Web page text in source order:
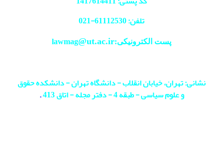
تلفن: 61112530-
021
پست الکترونیکی:lawmag@ut.ac.ir
نشانی: تهران، خیابان انقلاب - دانشگاه تهران - دانشکده حقوق
و علوم سیاسی - طبقه 4 - دفتر مجله - اتاق 413
.